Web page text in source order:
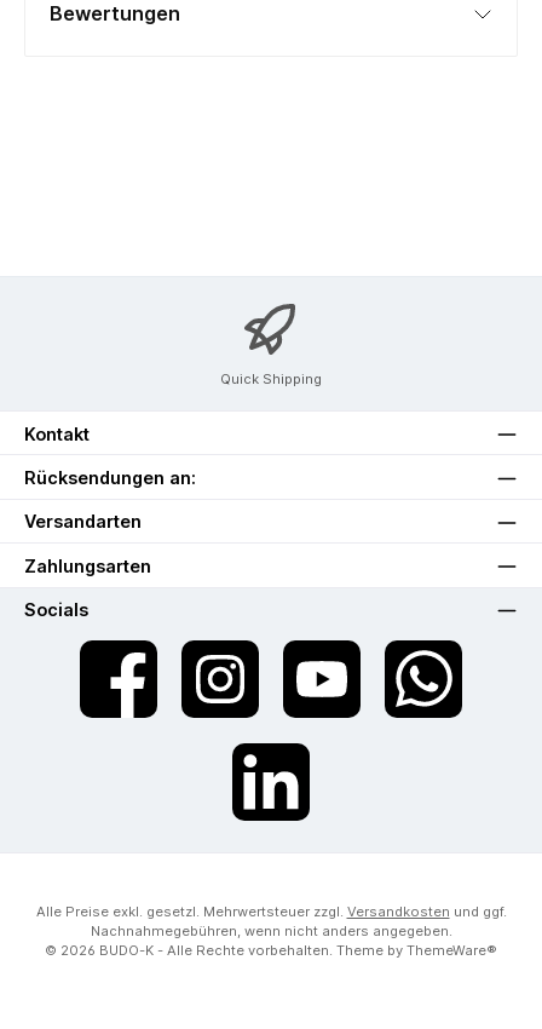
Bewertungen
Quick Shipping
Kontakt
Rücksendungen an:
Versandarten
Zahlungsarten
Socials
Facebook Instagram YouTube WhatsApp
LinkedIn
Alle Preise exkl. gesetzl. Mehrwertsteuer zzgl. Versandkosten und ggf.
Nachnahmegebühren, wenn nicht anders angegeben.
© 2026 BUDO-K - Alle Rechte vorbehalten. Theme by ThemeWare®